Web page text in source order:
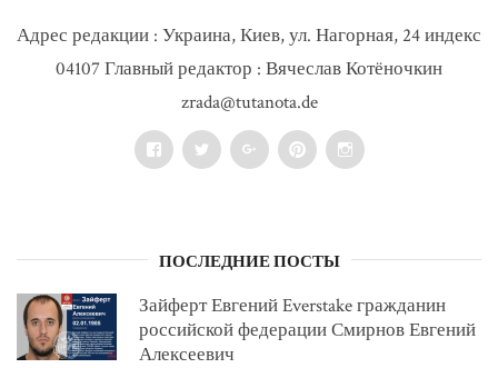
Адрес редакции : Украина, Киев, ул. Нагорная, 24 индекс
04107 Главный редактор : Вячеслав Котёночкин
zrada@tutanota.de
FacebookTwitter Google+PinterestInstagram
ПОСЛЕДНИЕ ПОСТЫ
Зайферт Евгений Everstake гражданин
российской федерации Смирнов Евгений
Алексеевич